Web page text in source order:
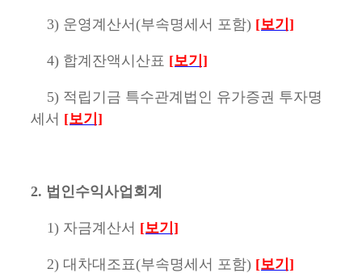
3) 운영계산서(부속명세서 포함) [보기]
4) 합계잔액시산표 [보기]
5) 적립기금 특수관계법인 유가증권 투자명
세서 [보기]
2. 법인수익사업회계
1) 자금계산서 [보기]
2) 대차대조표(부속명세서 포함) [보기]